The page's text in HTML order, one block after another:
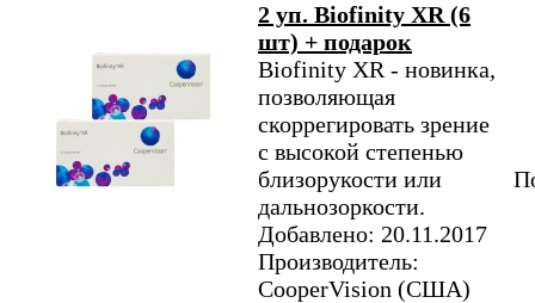
2 уп. Biofinity XR (6
шт) + подарок
Biofinity XR - новинка,
позволяющая
скоррегировать зрение
с высокой степенью
близорукости или
дальнозоркости.
Добавлено: 20.11.2017
Производитель:
CooperVision (США)